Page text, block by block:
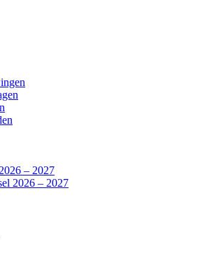
– 2027
2026 – 2027